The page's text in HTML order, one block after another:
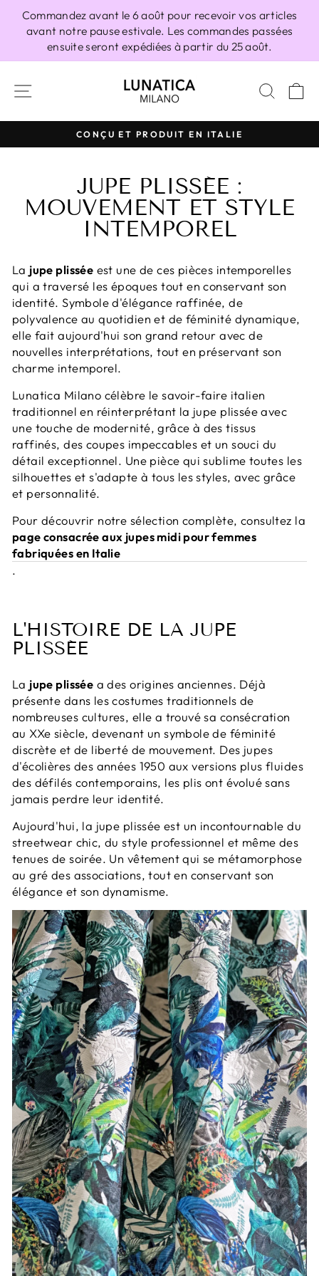
contenu
Commandez avant le 6 août pour recevoir vos articles
avant notre pause estivale. Les commandes passées
ensuite seront expédiées à partir du 25 août.
Diaporama
CONÇU ET PRODUIT EN ITALIE
JUPE PLISSÉE :
MOUVEMENT ET STYLE
INTEMPOREL
La jupe plissée est une de ces pièces intemporelles
qui a traversé les époques tout en conservant son
identité. Symbole d'élégance raffinée, de
polyvalence au quotidien et de féminité dynamique,
elle fait aujourd'hui son grand retour avec de
nouvelles interprétations, tout en préservant son
charme intemporel.
Lunatica Milano célèbre le savoir-faire italien
traditionnel en réinterprétant la jupe plissée avec
une touche de modernité, grâce à des tissus
raffinés, des coupes impeccables et un souci du
détail exceptionnel. Une pièce qui sublime toutes les
silhouettes et s'adapte à tous les styles, avec grâce
et personnalité.
Pour découvrir notre sélection complète, consultez la
page consacrée aux jupes midi pour femmes
fabriquées en Italie
.
L'HISTOIRE DE LA JUPE
PLISSÉE
La jupe plissée a des origines anciennes. Déjà
présente dans les costumes traditionnels de
nombreuses cultures, elle a trouvé sa consécration
au XXe siècle, devenant un symbole de féminité
discrète et de liberté de mouvement. Des jupes
d'écolières des années 1950 aux versions plus fluides
des défilés contemporains, les plis ont évolué sans
jamais perdre leur identité.
Aujourd'hui, la jupe plissée est un incontournable du
streetwear chic, du style professionnel et même des
tenues de soirée. Un vêtement qui se métamorphose
au gré des associations, tout en conservant son
élégance et son dynamisme.